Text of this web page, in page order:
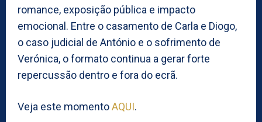
romance, exposição pública e impacto
emocional. Entre o casamento de Carla e Diogo,
o caso judicial de António e o sofrimento de
Verónica, o formato continua a gerar forte
repercussão dentro e fora do ecrã.
Veja este momentoAQUI.